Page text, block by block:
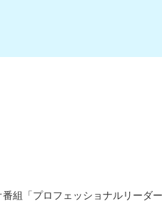
組「プロフェッショナルリーダ